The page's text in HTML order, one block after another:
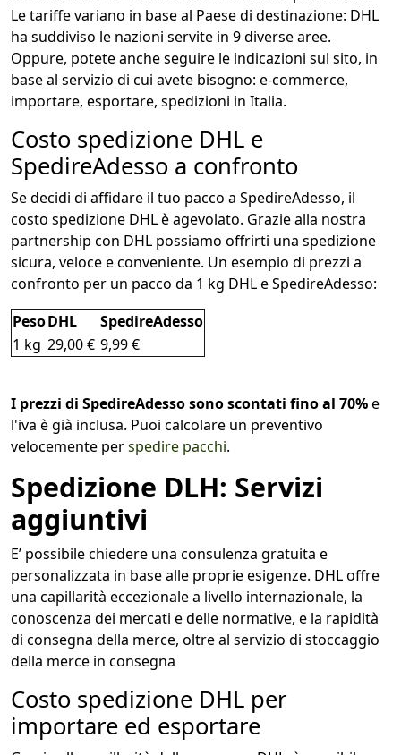
Le tariffe variano in base al Paese di destinazione: DHL
ha suddiviso le nazioni servite in 9 diverse aree.
Oppure, potete anche seguire le indicazioni sul sito, in
base al servizio di cui avete bisogno: e-commerce,
importare, esportare, spedizioni in Italia.
Costo spedizione DHL e
SpedireAdesso a confronto
Se decidi di affidare il tuo pacco a SpedireAdesso, il
costo spedizione DHL è agevolato. Grazie alla nostra
partnership con DHL possiamo offrirti una spedizione
sicura, veloce e conveniente. Un esempio di prezzi a
confronto per un pacco da 1 kg DHL e SpedireAdesso:
PesoDHL
SpedireAdesso
1 kg 29,00 € 9,99 €
I prezzi di SpedireAdesso sono scontati fino al 70%e
l'iva è già inclusa. Puoi calcolare un preventivo
velocemente perspedire pacchi.
Spedizione DLH: Servizi
aggiuntivi
E’ possibile chiedere una consulenza gratuita e
personalizzata in base alle proprie esigenze. DHL offre
una capillarità eccezionale a livello internazionale, la
conoscenza dei mercati e delle normative, e la rapidità
di consegna della merce, oltre al servizio di stoccaggio
della merce in consegna
Costo spedizione DHL per
importare ed esportare